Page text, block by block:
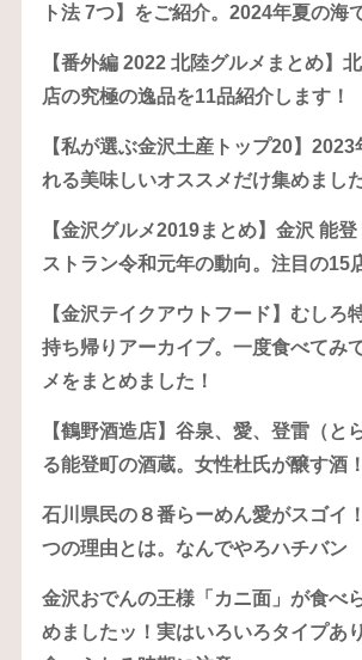
ト法 7つ】をご紹介。2024年夏の海
【番外編 2022 北陸グルメまとめ】
店の究極の逸品を11品紹介します！
【私が選ぶ金沢土産トップ20】
れる美味しいオススメだけ集めまし
【金沢グルメ2019まとめ】金沢 能
ストラン令和元年の動向。注目の15
【金沢テイクアウトフード】むしろ
持ち帰りアーカイブ。一度食べてみ
メをまとめました！
【鶴野酒造店】谷泉、愛、登雷（と
る能登町の酒蔵。女性杜氏が醸す酒！
石川県民の８番らーめん愛がスゴイ
つの理由とは。なんでやろハチバン
金沢おでんの王様「カニ面」が食べ
めましたッ！実はいろいろタイプあ